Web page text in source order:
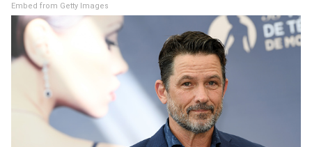
Embed from Getty Images